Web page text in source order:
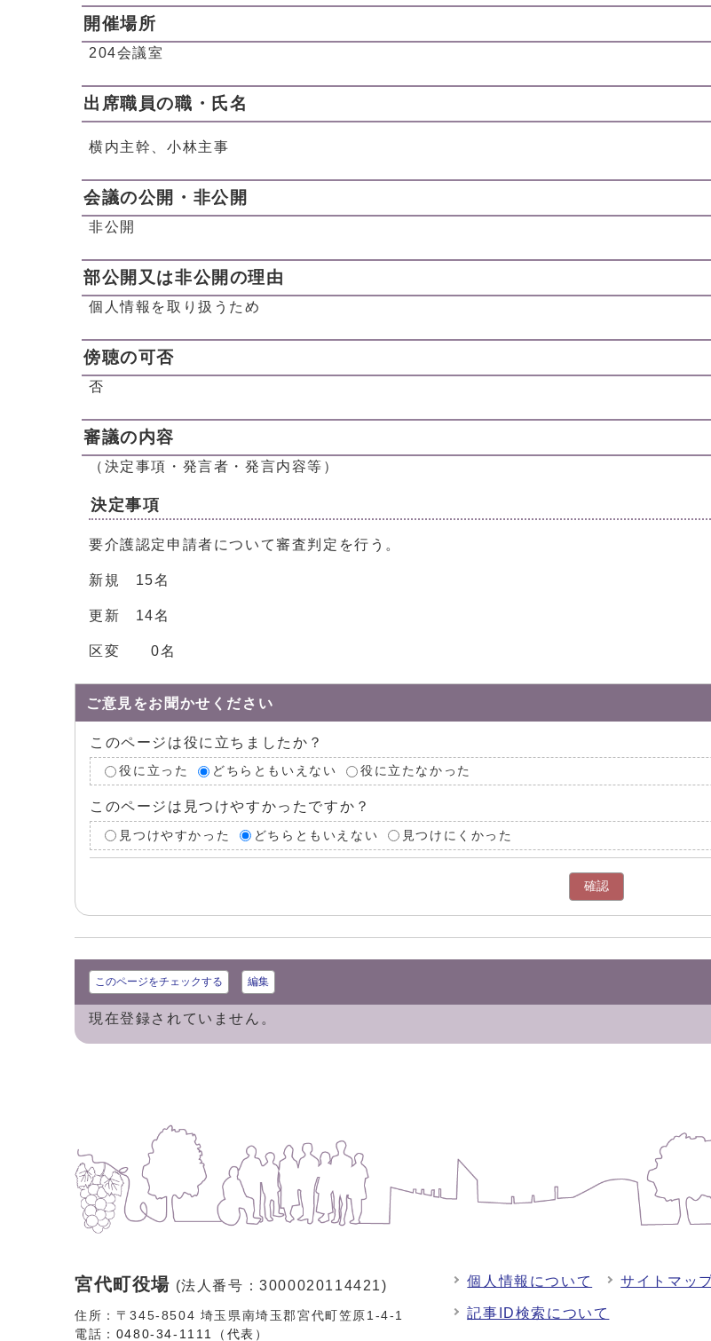
開催場所
204会議室
出席職員の職・氏名
横内主幹、小林主事
会議の公開・非公開
非公開
部公開又は非公開の理由
個人情報を取り扱うため
傍聴の可否
否
審議の内容
（決定事項・発言者・発言内容等）
決定事項
要介護認定申請者について審査判定を行う。
新規 15名
更新 14名
区変 0名
ご意見をお聞かせください
このページは役に立ちましたか？
役に立った どちらともいえない 役に立たなかった
このページは見つけやすかったですか？
見つけやすかった どちらともいえない 見つけにくかった
確認
このページをチェックする 編集
現在登録されていません。
宮代町役場 (法人番号：3000020114421)
住所：〒345-8504 埼玉県南埼玉郡宮代町笠原1-4-1
電話： 0480-34-1111（代表）
個人情報について サイトマッ
記事ID検索について